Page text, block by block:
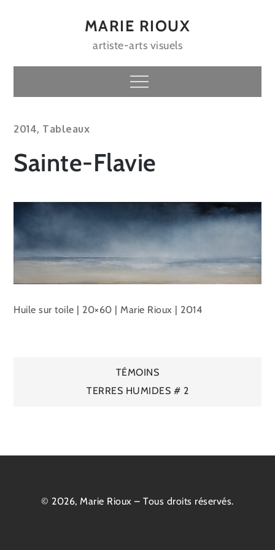
MARIE RIOUX
artiste-arts visuels
Menu
2014, Tableaux
Sainte-Flavie
Huile sur toile | 20×60 | Marie Rioux | 2014
Navigation
TÉMOINS
TERRES HUMIDES # 2
© 2026, Marie Rioux – Tous droits réservés.